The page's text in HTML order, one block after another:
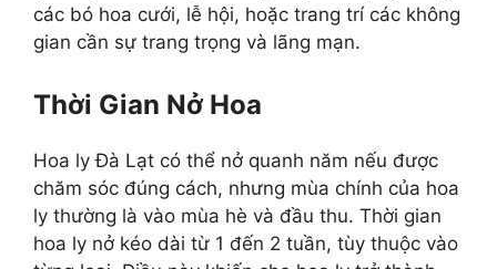
các bó hoa cưới, lễ hội, hoặc trang trí các không
gian cần sự trang trọng và lãng mạn.
Thời Gian Nở Hoa
Hoa ly Đà Lạt có thể nở quanh năm nếu được
chăm sóc đúng cách, nhưng mùa chính của hoa
ly thường là vào mùa hè và đầu thu. Thời gian
hoa ly nở kéo dài từ 1 đến 2 tuần, tùy thuộc vào